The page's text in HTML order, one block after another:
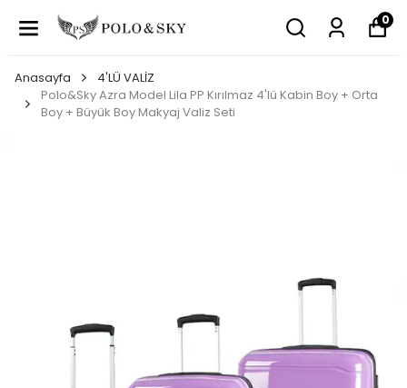
0
Anasayfa
4'LÜ VALİZ
Polo&Sky Azra Model Lila PP Kırılmaz 4'lü Kabin Boy + Orta
Boy + Büyük Boy Makyaj Valiz Seti